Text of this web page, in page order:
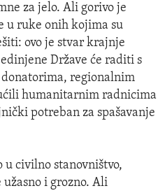
za jelo. Ali gorivo je
u ruke onih kojima su
ovo je stvar krajnje
Države će raditi s
regionalnim
humanitarnim radnicima
potreban za spašavanje
u civilno stanovništvo,
i grozno. Ali